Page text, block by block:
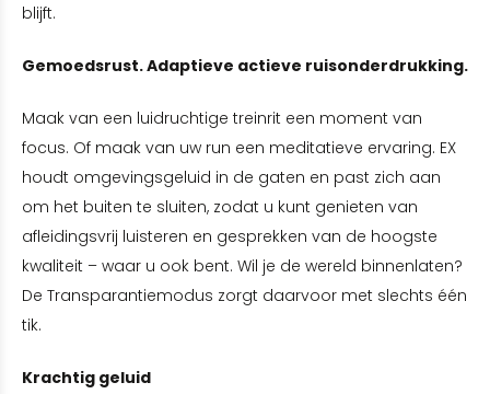
blijft.
Gemoedsrust. Adaptieve actieve ruisonderdrukking.
Maak van een luidruchtige treinrit een moment van
focus. Of maak van uw run een meditatieve ervaring. EX
houdt omgevingsgeluid in de gaten en past zich aan
om het buiten te sluiten, zodat u kunt genieten van
afleidingsvrij luisteren en gesprekken van de hoogste
kwaliteit – waar u ook bent. Wil je de wereld binnenlaten?
De Transparantiemodus zorgt daarvoor met slechts één
tik.
Krachtig geluid